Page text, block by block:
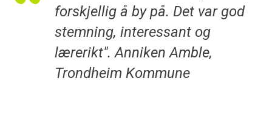
forskjellig å by på. Det var god
stemning, interessant og
lærerikt". Anniken Amble,
Trondheim Kommune